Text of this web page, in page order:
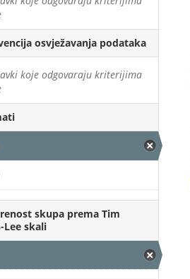
osvježavanja podataka
koje odgovaraju kriterijima
skupa prema Tim
Lee skali